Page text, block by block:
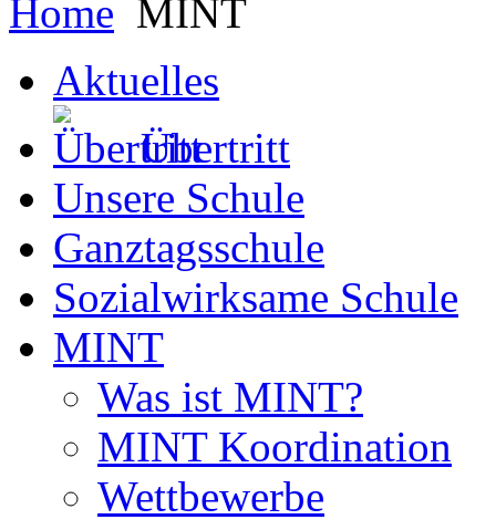
Home MINT
Aktuelles
Übertritt
Unsere Schule
Ganztagsschule
Sozialwirksame Schule
MINT
Was ist MINT?
MINT Koordination
Wettbewerbe